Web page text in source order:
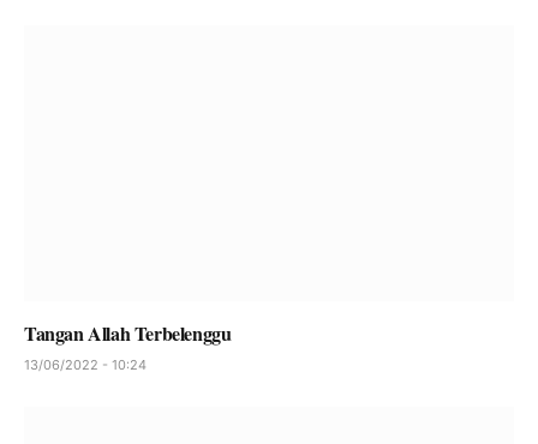
Tangan Allah Terbelenggu
13/06/2022 - 10:24